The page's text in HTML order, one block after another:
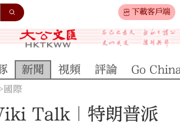
下載客戶端
新聞 視頻 評論 Go
國際
Talk｜特朗普派